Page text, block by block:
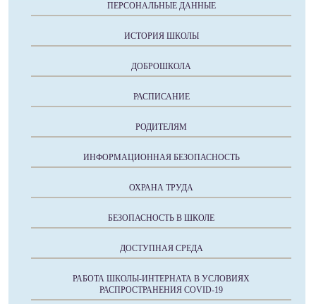
ПЕРСОНАЛЬНЫЕ ДАННЫЕ
ИСТОРИЯ ШКОЛЫ
ДОБРОШКОЛА
РАСПИСАНИЕ
РОДИТЕЛЯМ
ИНФОРМАЦИОННАЯ БЕЗОПАСНОСТЬ
ОХРАНА ТРУДА
БЕЗОПАСНОСТЬ В ШКОЛЕ
ДОСТУПНАЯ СРЕДА
РАБОТА ШКОЛЫ-ИНТЕРНАТА В УСЛОВИЯХ
РАСПРОСТРАНЕНИЯ COVID-19